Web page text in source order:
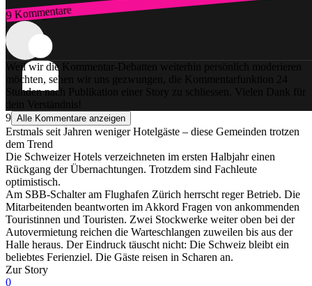
9 Kommentare
Zum Login
Weil wir die Kommentar-Debatten weiterhin persönlich moderieren
möchten, sehen wir uns gezwungen, die Kommentarfunktion 24
Stunden nach Publikation einer Story zu schliessen. Vielen Dank für
dein Verständnis!
9 Alle Kommentare anzeigen
Erstmals seit Jahren weniger Hotelgäste – diese Gemeinden trotzen
dem Trend
Die Schweizer Hotels verzeichneten im ersten Halbjahr einen
Rückgang der Übernachtungen. Trotzdem sind Fachleute
optimistisch.
Am SBB-Schalter am Flughafen Zürich herrscht reger Betrieb. Die
Mitarbeitenden beantworten im Akkord Fragen von ankommenden
Touristinnen und Touristen. Zwei Stockwerke weiter oben bei der
Autovermietung reichen die Warteschlangen zuweilen bis aus der
Halle heraus. Der Eindruck täuscht nicht: Die Schweiz bleibt ein
beliebtes Ferienziel. Die Gäste reisen in Scharen an.
Zur Story
0